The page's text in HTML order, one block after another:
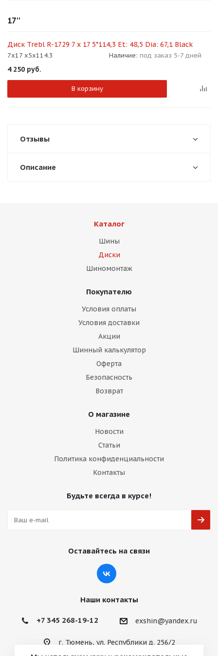
17''
Диск Trebl R-1729 7 x 17 5*114,3 Et: 48,5 Dia: 67,1 Black
7x17 x5x114.3 Наличие: под заказ 5-7 дней
4 250 руб.
В корзину
Отзывы
Описание
Каталог
Шины
Диски
Шиномонтаж
Покупателю
Условия оплаты
Условия доставки
Акции
Шинный калькулятор
Оферта
Безопасность
Возврат
О магазине
Новости
Статьи
Политика конфиденциальности
Контакты
Будьте всегда в курсе!
Оставайтесь на связи
Наши контакты
+7 345 268-19-12 exshin@yandex.ru
г. Тюмень, ул. Республики д. 256/2
недели
раз в 2 недели
Остались вопросы?
plait.ru